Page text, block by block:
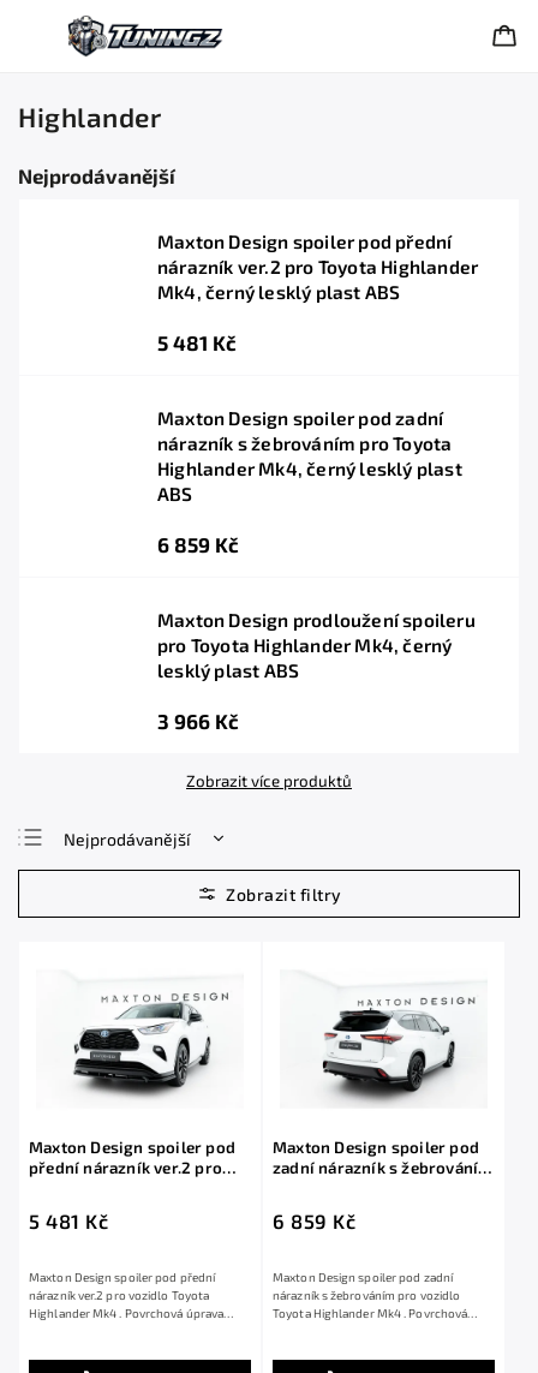
Highlander
Nejprodávanější
Maxton Design spoiler pod přední
nárazník ver.2 pro Toyota Highlander
Mk4, černý lesklý plast ABS
5 481 Kč
Maxton Design spoiler pod zadní
nárazník s žebrováním pro Toyota
Highlander Mk4, černý lesklý plast
ABS
6 859 Kč
Maxton Design prodloužení spoileru
pro Toyota Highlander Mk4, černý
lesklý plast ABS
3 966 Kč
Zobrazit více produktů
Nejprodávanější
Nejlevnější
Nejdražší
Maxton Design spoiler pod
přední nárazník ver.2 pro
5 481 Kč
Maxton Design spoiler pod přední
nárazník ver.2 pro vozidlo Toyota
Highlander Mk4 . Povrchová úprava
Maxton Design spoiler pod
zadní nárazník s žebrováním
6 859 Kč
Maxton Design spoiler pod zadní
nárazník s žebrováním pro vozidlo
Toyota Highlander Mk4 . Povrchová